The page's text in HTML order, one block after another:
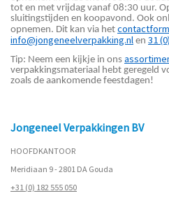
tot en met vrijdag vanaf 08:30 uur.
sluitingstijden en koopavond. Ook
opnemen. Dit kan via het
info@jongeneelverpakking.nl en 31
Tip: Neem een kijkje in ons
verpakkingsmateriaal hebt geregeld
zoals de aankomende feestdagen!
Jongeneel Verpakkingen BV
HOOFDKANTOOR
Meridiaan 9 - 2801 DA Gouda
+31 (0) 182 555 050